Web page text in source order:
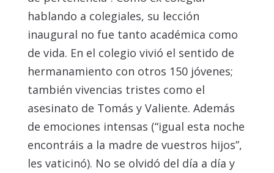
hablando a colegiales, su lección
inaugural no fue tanto académica como
de vida. En el colegio vivió el sentido de
hermanamiento con otros 150 jóvenes;
también vivencias tristes como el
asesinato de Tomás y Valiente. Además
de emociones intensas (“igual esta noche
encontráis a la madre de vuestros hijos”,
les vaticinó). No se olvidó del día a día y